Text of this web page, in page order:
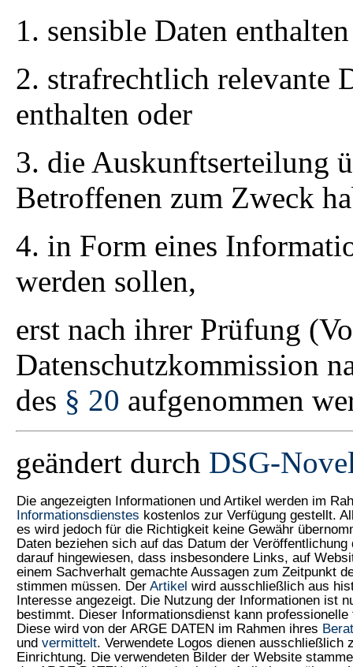
1. sensible Daten
2. strafrechtlich relevante
enthalten oder
3. die Auskunftserteilung
Betroffenen zum Zweck
4. in Form eines
werden sollen,
erst nach ihrer Prüfung
Datenschutzkommission
des § 20 aufgenommen
geändert durch DSG-
Die angezeigten Informationen und Artikel werden im
Informationsdienstes kostenlos zur Verfügung gestellt.
es wird jedoch für die Richtigkeit keine Gewähr
Daten beziehen sich auf das Datum der
darauf hingewiesen, dass insbesondere Links, auf
einem Sachverhalt gemachte Aussagen zum Zeitpunkt
stimmen müssen. Der Artikel wird ausschließlich aus
Interesse angezeigt. Die Nutzung der Informationen ist
bestimmt. Dieser Informationsdienst kann
Diese wird von der ARGE DATEN im Rahmen ihres
und vermittelt. Verwendete Logos dienen ausschließlich
Einrichtung. Die verwendeten Bilder der Website